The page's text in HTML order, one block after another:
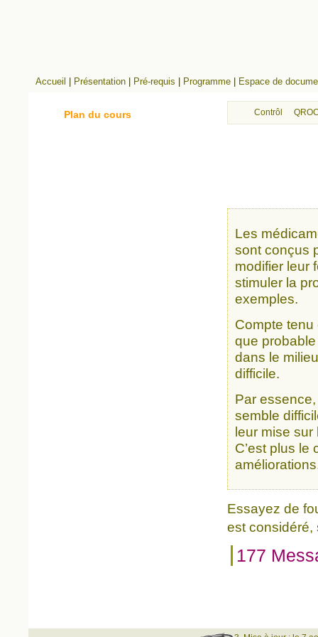
Accueil Présentation Pré-requis Programme Espace de
Contrôle continu
Les
sont conçus
modifier leur
stimuler la
exemples.
Compte tenu
que
dans le
difficile.
Par
semble
leur mise
C’est plus
Essayez de
est considéré,
177
Plan du cours